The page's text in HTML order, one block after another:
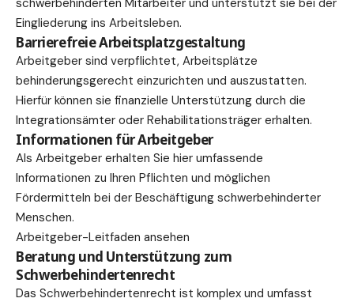
Eingliederung ins Arbeitsleben.
Barrierefreie Arbeitsplatzgestaltung
Arbeitgeber sind verpflichtet, Arbeitsplätze
behinderungsgerecht einzurichten und auszustatten.
Hierfür können sie finanzielle Unterstützung durch die
Integrationsämter oder Rehabilitationsträger erhalten.
Informationen für Arbeitgeber
Als Arbeitgeber erhalten Sie hier umfassende
Informationen zu Ihren Pflichten und möglichen
Fördermitteln bei der Beschäftigung schwerbehinderter
Menschen.
Arbeitgeber-Leitfaden ansehen
Beratung und Unterstützung zum
Schwerbehindertenrecht
Das Schwerbehindertenrecht ist komplex und umfasst